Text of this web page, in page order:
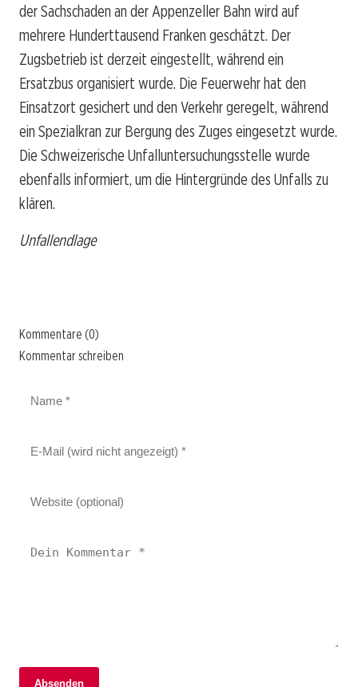
der Sachschaden an der Appenzeller Bahn wird auf
mehrere Hunderttausend Franken geschätzt. Der
Zugsbetrieb ist derzeit eingestellt, während ein
Ersatzbus organisiert wurde. Die Feuerwehr hat den
Einsatzort gesichert und den Verkehr geregelt, während
ein Spezialkran zur Bergung des Zuges eingesetzt wurde.
Die Schweizerische Unfalluntersuchungsstelle wurde
ebenfalls informiert, um die Hintergründe des Unfalls zu
klären.
Unfallendlage
Kommentare (0)
Kommentar schreiben
Absenden